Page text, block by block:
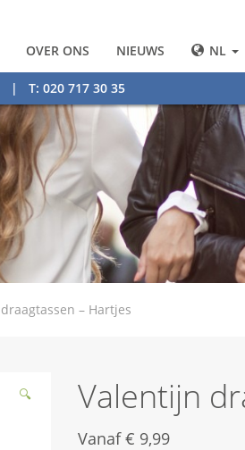
OVER ONS NIEUWS NL
| T: 020 717 30 35
– Hartjes
🔍 Valentijn
Vanaf€ 9,99